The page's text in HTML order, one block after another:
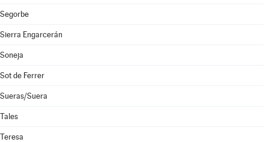
Segorbe
Sierra Engarcerán
Soneja
Sot de Ferrer
Sueras/Suera
Tales
Teresa